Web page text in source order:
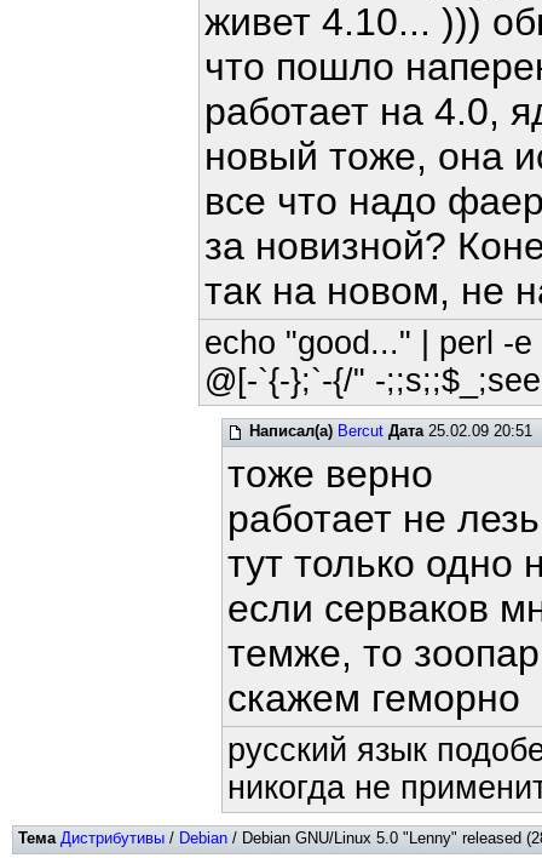
живет 4.10... )))
что пошло
работает на 4.0,
новый тоже, она
все что надо
за новизной?
так на новом, не
echo "good..." | perl -
@[-`{-};`-{/" -
Написал(а) Bercut Дата25.02.09 20:51
тоже верно
работает не
тут только одно
если серваков
темже, то
скажем геморно
русский язык
никогда не
Тема Дистрибутивы / Debian / Debian GNU/Linux 5.0 "Lenny" released